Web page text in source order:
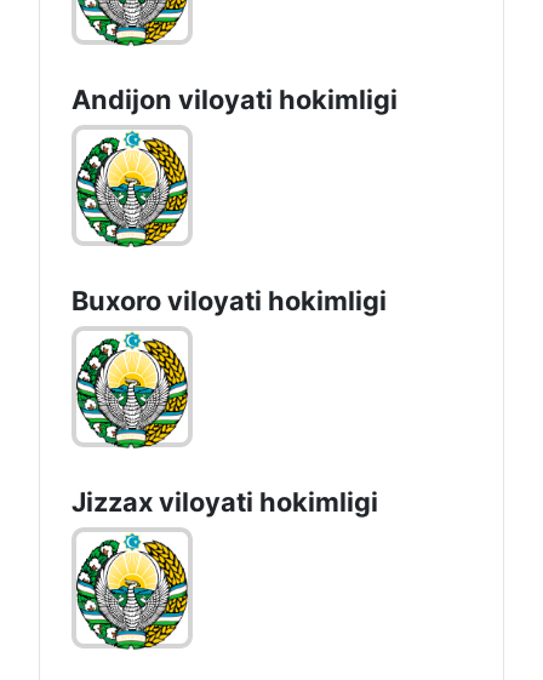
Andijon vilоyati hоkimligi
Buxoro viloyati hokimligi
Jizzах vilоyati hоkimligi